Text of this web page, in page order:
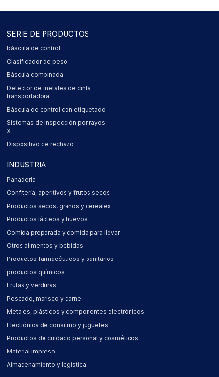
SERIE DE PRODUCTOS
báscula de control
Clasificador de peso
Báscula combinada
Detector de metales de cinta
transportadora
Báscula de control con etiquetado
Sistemas de inspección por rayos
X
Dispositivo de rechazo
INDUSTRIA
Panadería
Confitería, aperitivos y frutos secos
Productos secos, granos y cereales
Productos lácteos y huevos
Comida preparada y comida para llevar
Otros alimentos y bebidas
Productos farmacéuticos y sanitarios
productos químicos
Frutas y verduras
Pescado, marisco y carne
Metales, plásticos y componentes electrónicos
Electrónica de consumo y juguetes
Productos de cuidado personal y cosméticos
Material impreso
Almacenamiento y logística